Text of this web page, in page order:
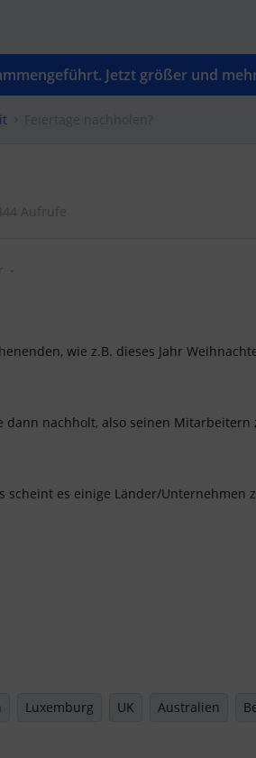
Jetzt größer und
Aufrufe
wie z.B. dieses Jahr
dann nachholt, also seinen Mitarbeitern
scheint es einige Länder/Unternehmen
Luxemburg UK Australien